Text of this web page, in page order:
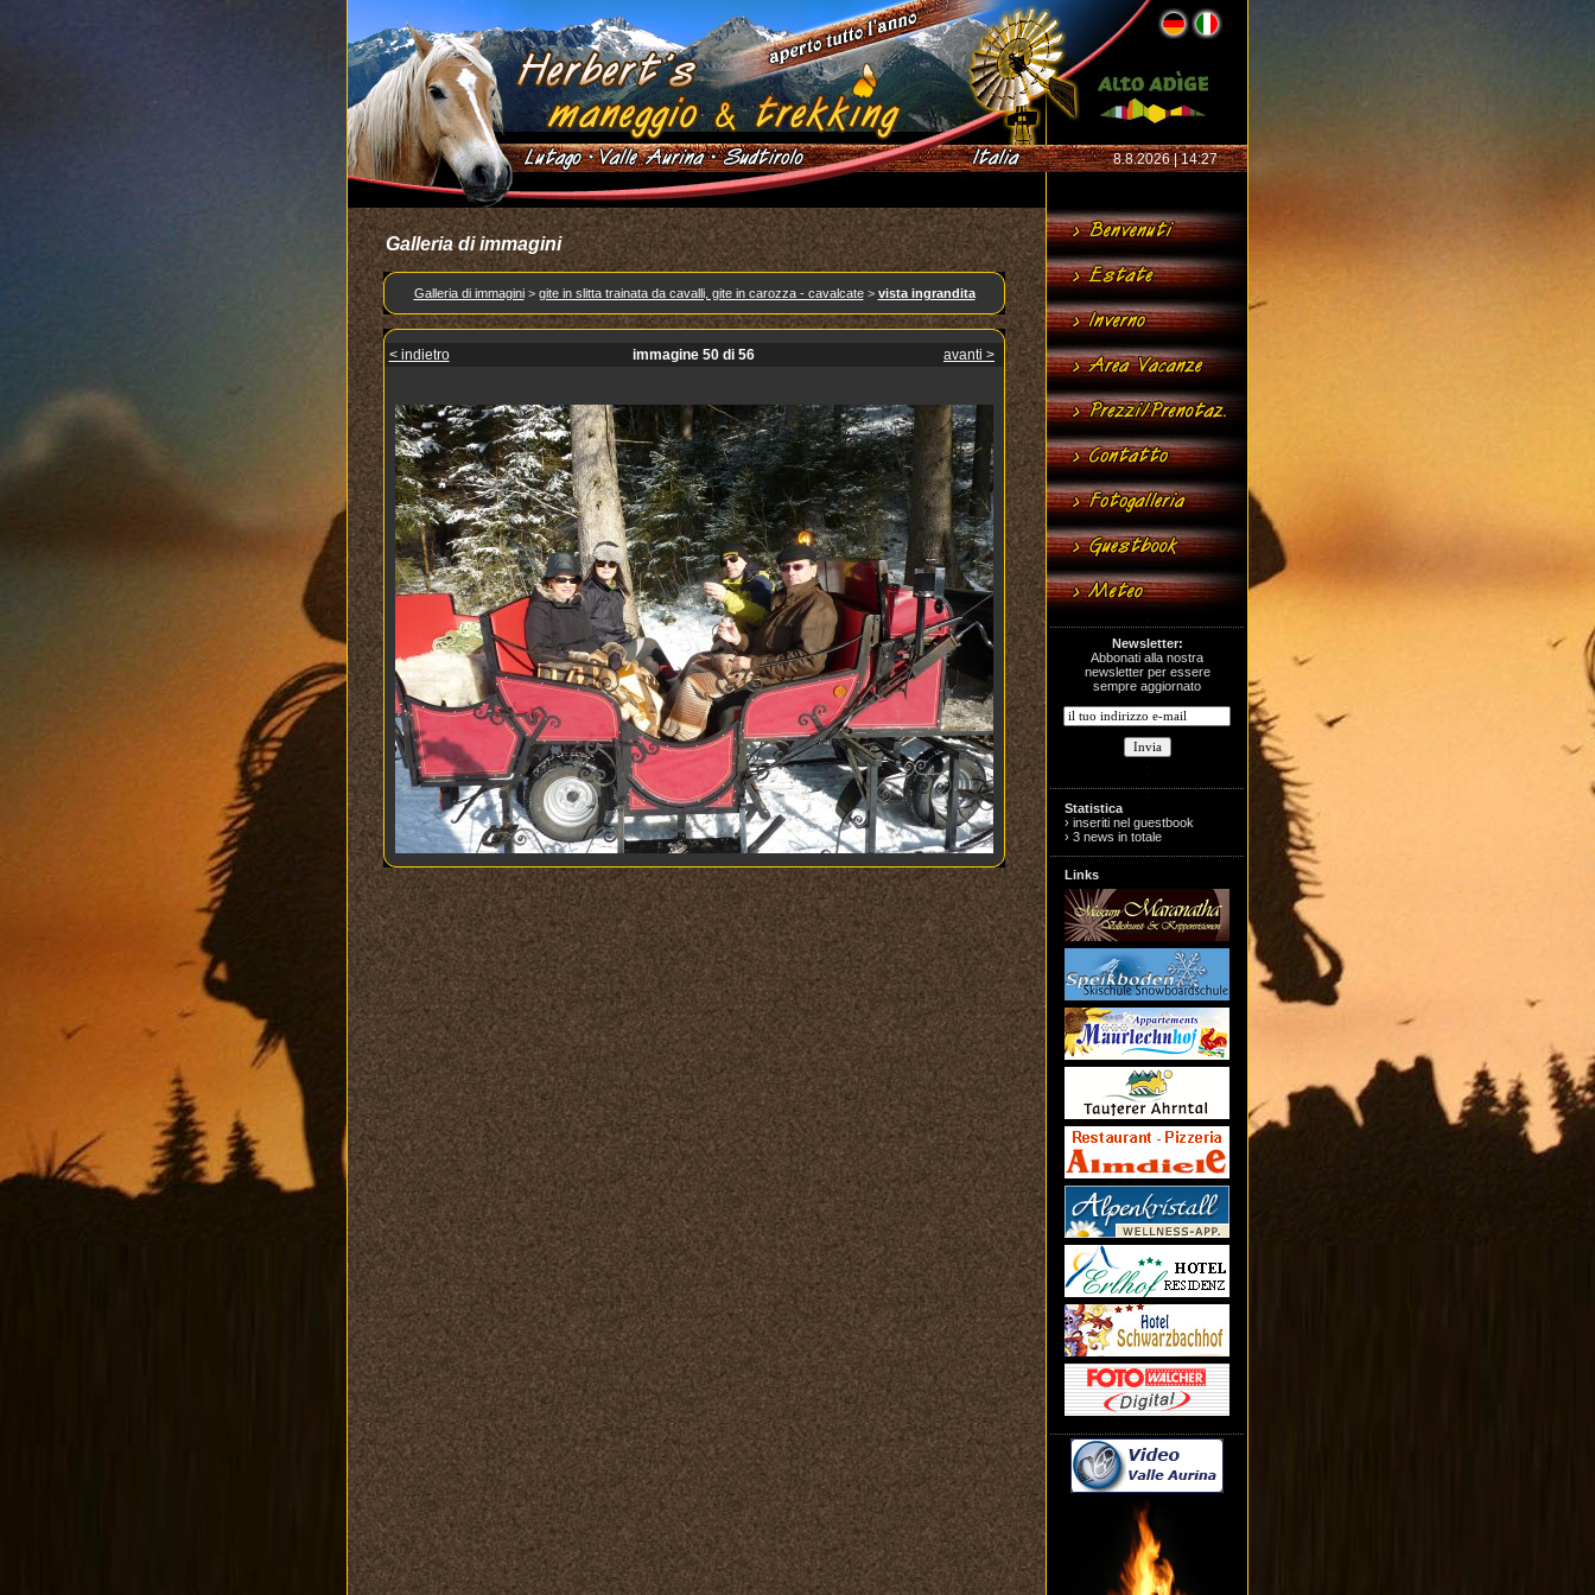
8.8.2026 | 14:27
Galleria di immagini
Galleria di immagini> gite in slitta trainata da cavalli, gite in carozza - cavalcate> vista ingrandita
< indietro immagine 50 di 56 avanti >
Newsletter:
Abbonati alla nostra
newsletter per essere
sempre aggiornato
Statistica
› inseriti nel guestbook
› 3 news in totale
Links